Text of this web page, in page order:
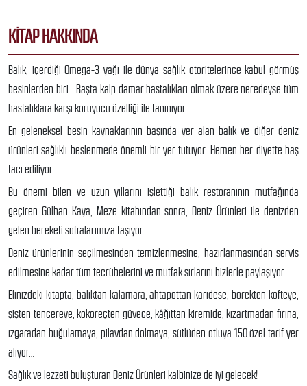
KITAP HAKKINDA
Balık, içerdiği Omega-3 yağı ile dünya sağlık otoritelerince kabul görmüş
besinlerden biri… Başta kalp damar hastalıkları olmak üzere neredeyse tüm
hastalıklara karşı koruyucu özelliği ile tanınıyor.
En geleneksel besin kaynaklarının başında yer alan balık ve diğer deniz
ürünleri sağlıklı beslenmede önemli bir yer tutuyor. Hemen her diyette baş
tacı ediliyor.
Bu önemi bilen ve uzun yıllarını işlettiği balık restoranının mutfağında
geçiren Gülhan Kaya, Meze kitabından sonra, Deniz Ürünleri ile denizden
gelen bereketi sofralarımıza taşıyor.
Deniz ürünlerinin seçilmesinden temizlenmesine, hazırlanmasından servis
edilmesine kadar tüm tecrübelerini ve mutfak sırlarını bizlerle paylaşıyor.
Elinizdeki kitapta, balıktan kalamara, ahtapottan karidese, börekten köfteye,
şişten tencereye, kokoreçten güvece, kâğıttan kiremide, kızartmadan fırına,
ızgaradan buğulamaya, pilavdan dolmaya, sütlüden otluya 150 özel tarif yer
alıyor…
Sağlık ve lezzeti buluşturan Deniz Ürünleri kalbinize de iyi gelecek!